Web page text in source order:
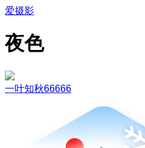
爱摄影
夜色
一叶知秋66666